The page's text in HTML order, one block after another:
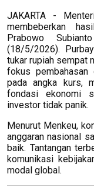
JAKARTA -
membeberkan
Prabowo
(18/5/2026).
tukar rupiah sempat
fokus pembahasan
pada angka kurs,
fondasi ekonomi
investor tidak panik.
Menurut Menkeu,
anggaran nasional
baik. Tantangan
komunikasi
modal global.